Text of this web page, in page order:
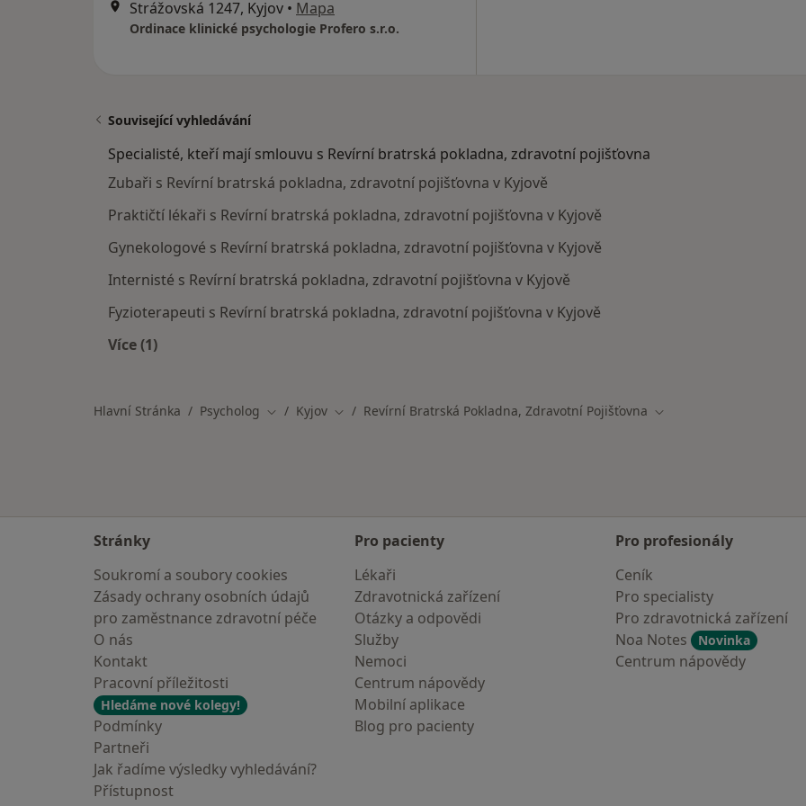
Strážovská 1247, Kyjov • Mapa
Ordinace klinické psychologie Profero s.r.o.
Související vyhledávání
Specialisté, kteří mají smlouvu s Revírní bratrská pokladna, zdravotní pojišťovna
Zubaři s Revírní bratrská pokladna, zdravotní pojišťovna v Kyjově
Praktičtí lékaři s Revírní bratrská pokladna, zdravotní pojišťovna v Kyjově
Gynekologové s Revírní bratrská pokladna, zdravotní pojišťovna v Kyjově
Internisté s Revírní bratrská pokladna, zdravotní pojišťovna v Kyjově
Fyzioterapeuti s Revírní bratrská pokladna, zdravotní pojišťovna v Kyjově
Více (1)
Hlavní Stránka Psycholog Změna města
Kyjov Změna města
Revírní Bratrská Pokladna, Zdravotní Pojišťovna Změna města
Stránky
Soukromí a soubory cookies
Zásady ochrany osobních údajů
pro zaměstnance zdravotní péče
O nás
Kontakt
Pracovní příležitosti
Hledáme nové kolegy!
Podmínky
Partneři
Jak řadíme výsledky vyhledávání?
Přístupnost
Pro pacienty
Lékaři
Zdravotnická zařízení
Otázky a odpovědi
Služby
Nemoci
Centrum nápovědy
Mobilní aplikace
Blog pro pacienty
Pro profesionály
Ceník
Pro specialisty
Pro zdravotnická zařízení
Noa Notes
Novinka
Centrum nápovědy